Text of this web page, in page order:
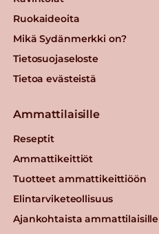
Ruokaideoita
Mikä Sydänmerkki on?
Tietosuojaseloste
Tietoa evästeistä
Ammattilaisille
Reseptit
Ammattikeittiöt
Tuotteet ammattikeittiöön
Elintarviketeollisuus
Ajankohtaista ammattilaisille